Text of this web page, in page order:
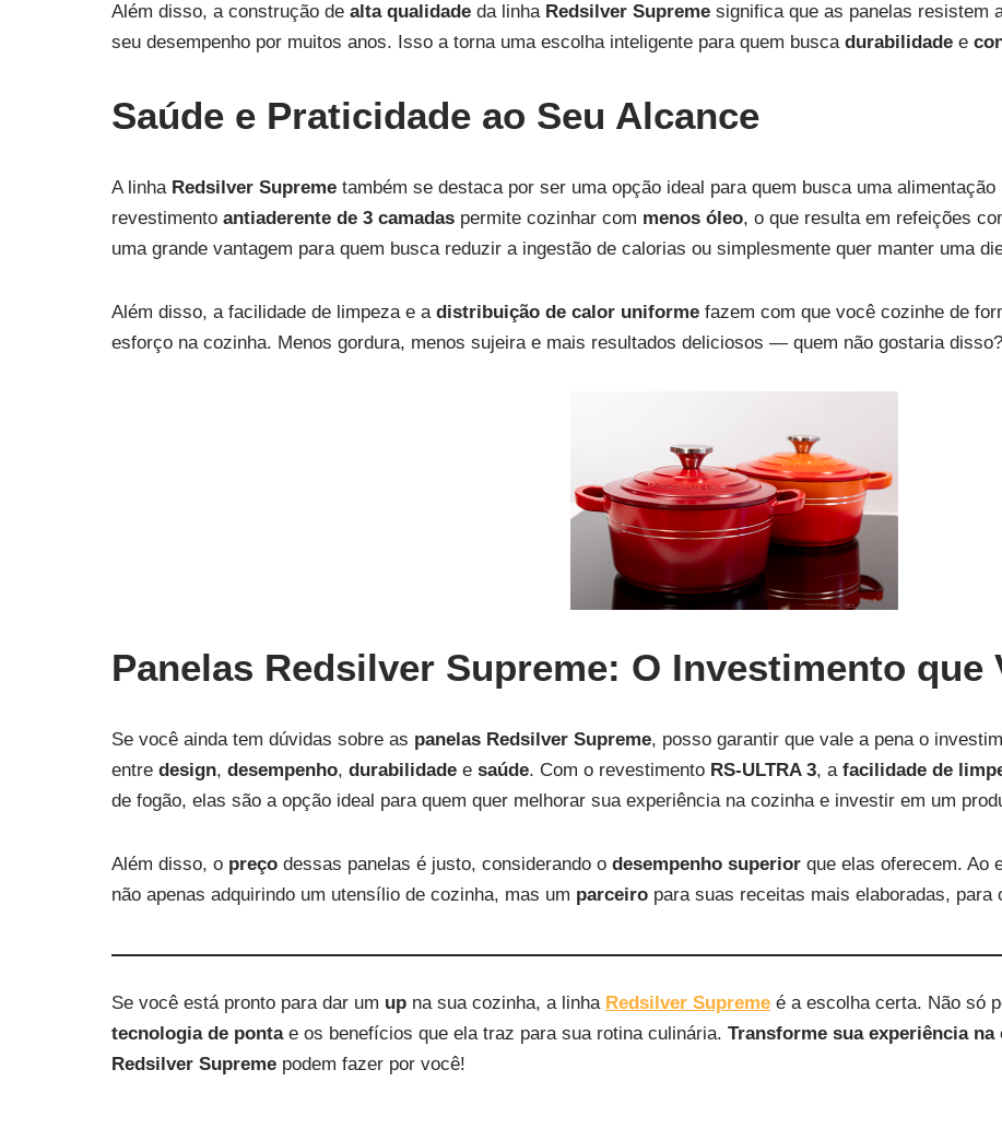
Além disso, a construção de alta qualidade da linha Redsilver Supreme significa que as panelas resistem
seu desempenho por muitos anos. Isso a torna uma escolha inteligente para quem busca durabilidade e
Saúde e Praticidade ao Seu Alcance
A linha Redsilver Supreme também se destaca por ser uma opção ideal para quem busca uma
revestimento antiaderente de 3 camadas permite cozinhar com menos óleo, o que resulta em refeições
uma grande vantagem para quem busca reduzir a ingestão de calorias ou simplesmente quer manter uma
Além disso, a facilidade de limpeza e a distribuição de calor uniforme fazem com que você cozinhe de
esforço na cozinha. Menos gordura, menos sujeira e mais resultados deliciosos — quem não gostaria disso?
Panelas Redsilver Supreme: O Investimento que
Se você ainda tem dúvidas sobre as panelas Redsilver Supreme, posso garantir que vale a pena o
entre design, desempenho, durabilidade e saúde. Com o revestimento RS‑ULTRA 3, a facilidade de
de fogão, elas são a opção ideal para quem quer melhorar sua experiência na cozinha e investir em um
Além disso, o preço dessas panelas é justo, considerando o desempenho superior que elas oferecem. Ao
não apenas adquirindo um utensílio de cozinha, mas um parceiro para suas receitas mais elaboradas,
Se você está pronto para dar um up na sua cozinha, a linha Redsilver Supreme é a escolha certa. Não só
tecnologia de pontae os benefícios que ela traz para sua rotina culinária. Transforme sua experiência na
Redsilver Supreme podem fazer por você!